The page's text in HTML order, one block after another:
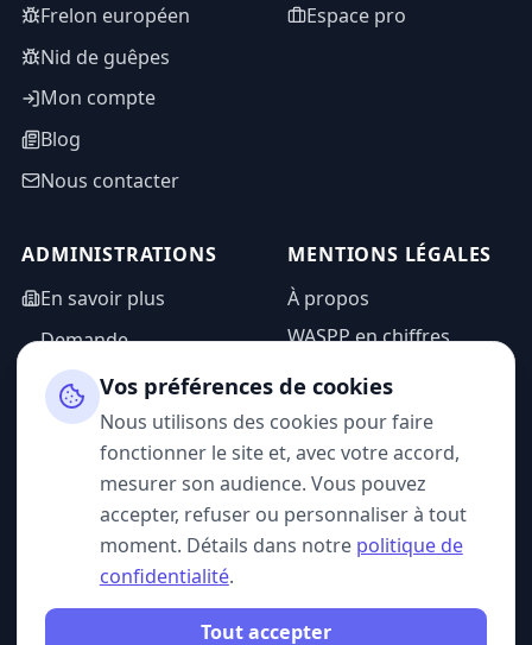
Frelon européen
Nid de guêpes
Mon compte
Blog
Nous contacter
Espace pro
ADMINISTRATIONS
En savoir plus
Demande
d'information
Espace admin
MENTIONS LÉGALES
À propos
WASPP en chiffres
Mentions légales
Politique de
confidentialité
CGU
SUIVEZ-NOUS
Vos préférences de cookies
Nous utilisons des cookies pour faire
fonctionner le site et, avec votre accord,
mesurer son audience. Vous pouvez
accepter, refuser ou personnaliser à tout
moment. Détails dans notre politique de
confidentialité.
Tout accepter